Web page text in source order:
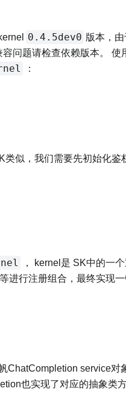
0.4.5dev0 版本，
问题请检查依赖版本。
：
类似，我们需要先初始化鉴
， kernel是 SK中的一
进行注册组合，最终实现一
ChatCompletion service对
也实现了对应的抽象类